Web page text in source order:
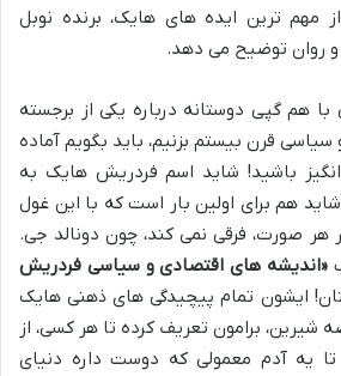
مهم ترین ایده های هایک، برنده نوبل
و روان توضیح می دهد.
هم گپی دوستانه درباره یکی از برجسته
قرن بیستم بزنیم، باید بگویم آماده
باشید! شاید اسم فردریش هایک به
هم برای اولین بار است که با این غول
هر صورت، فرقی نمی کند، چون دونالد جی.
«اندیشه های اقتصادی و سیاسی فردریش
ایشون تمام پیچیدگی های ذهنی هایک
شیرین، برامون تعریف کرده تا هر کسی، از
تا یه آدم معمولی که دوست داره دنیای